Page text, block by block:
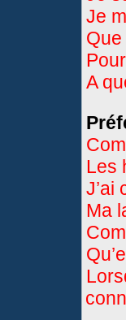
Je
Que
A
Les
J’ai
Ma